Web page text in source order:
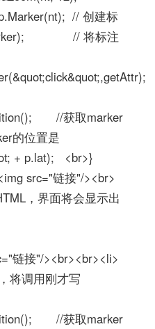
// 创建标
// 将标注
//获取marker
的位置是
+ p.lat); <br>}
src="链接"/><br>
，界面将会显示出
链接"/><br><br><li>
将调用刚才写
//获取marker